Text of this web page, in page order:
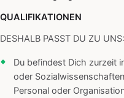
QUALIFIKATIONEN
DESHALB PASST DU ZU UNS:
Du befindest Dich zurzeit
oder
Personal oder